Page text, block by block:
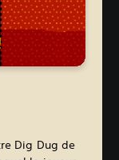
Dig Dug de